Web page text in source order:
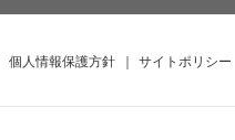
個人情報保護方針 ｜ サイトポリシー